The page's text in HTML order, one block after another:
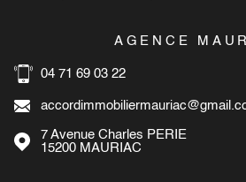
AGENCE
04 71 69 03 22
7 Avenue Charles PERIE
15200
MAURIAC